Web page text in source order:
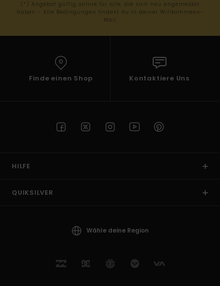
(*) Angebot gültig online für alle, die sich neu angemeldet
haben - Alle Bedingungen findest du in deiner Willkommens-
Mail
Finde einen Shop Kontaktiere Uns
HILFE
QUIKSILVER
Wähle deine Region